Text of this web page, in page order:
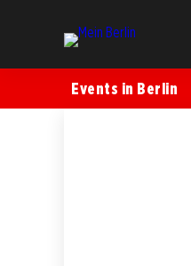
Events in Berlin